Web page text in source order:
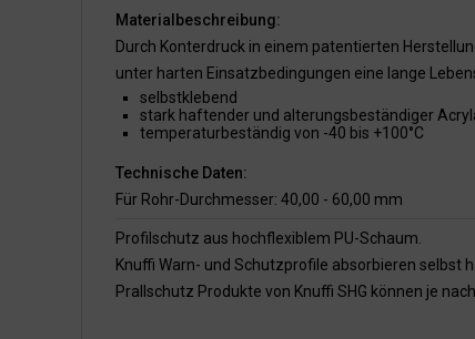
Materialbeschreibung:
Durch Konterdruck in einem patentierten
unter harten Einsatzbedingungen eine lange
selbstklebend
stark haftender und alterungsbeständiger
temperaturbeständig von -40 bis +100°C
Technische Daten:
Für Rohr-Durchmesser: 40,00 - 60,00 mm
Profilschutz aus hochflexiblem PU-Schaum.
Knuffi Warn- und Schutzprofile absorbieren selbst
Prallschutz Produkte von Knuffi SHG können je